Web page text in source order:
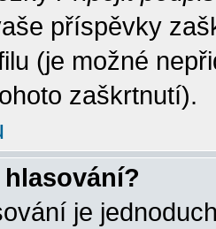
příspěvky
(je možné
zaškrtnutí).
je